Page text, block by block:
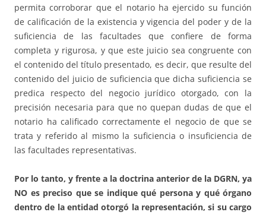
permita corroborar que el notario ha ejercido su función
de calificación de la existencia y vigencia del poder y de la
suficiencia de las facultades que confiere de forma
completa y rigurosa, y que este juicio sea congruente con
el contenido del título presentado, es decir, que resulte del
contenido del juicio de suficiencia que dicha suficiencia se
predica respecto del negocio jurídico otorgado, con la
precisión necesaria para que no quepan dudas de que el
notario ha calificado correctamente el negocio de que se
trata y referido al mismo la suficiencia o insuficiencia de
las facultades representativas.
Por lo tanto, y frente a la doctrina anterior de la DGRN, ya
NO es preciso que se indique qué persona y qué órgano
dentro de la entidad otorgó la representación, si su cargo